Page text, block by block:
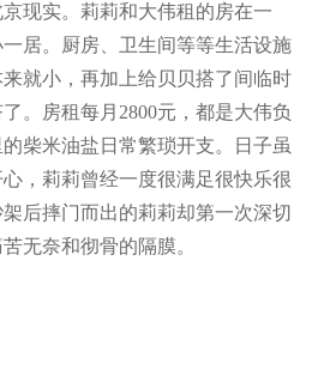
现实。莉莉和大伟租的房在一
居。厨房、卫生间等等生活设施
就小，再加上给贝贝搭了间临时
。房租每月 2800元，都是大伟负
柴米油盐日常繁琐开支。日子虽
，莉莉曾经一度很满足很快乐很
后摔门而出的莉莉却第一次深切
无奈和彻骨的隔膜。